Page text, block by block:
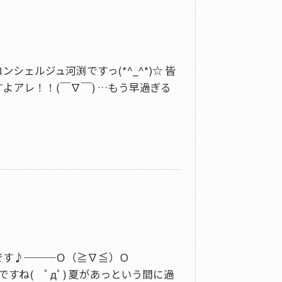
ンシェルジュ河渕ですっ(*^_^*)☆ 皆
よアレ！！(￣∇￣) …もう早過ぎる
です♪───Ｏ（≧∇≦）Ｏ
ね( ﾟдﾟ) 夏があっという間に過